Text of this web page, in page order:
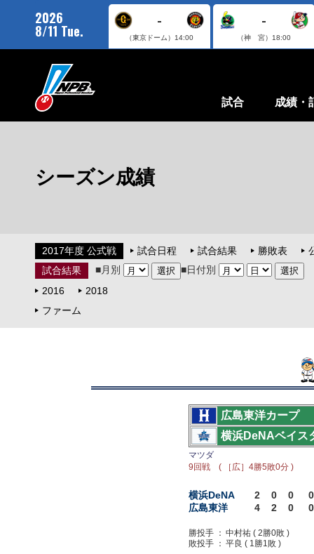
2026
8/11 Tue.
-
（東京ドーム） 14:00
-
（神 宮） 18:00
試合 成績・
シーズン成績
2017年度 公式戦 試合日程 試合結果 勝敗表
試合結果
■月別
■日付別
2016
2018
ファーム
広島東洋カープ
横浜DeNAベイス
マツダ
9回戦 ( ［広］4勝5敗0分 )
横浜DeNA 2 0 0
0
広島東洋
4 2 0 0
勝投手 ： 中村祐 ( 2勝0敗 )
敗投手 ： 平良 ( 1勝1敗 )